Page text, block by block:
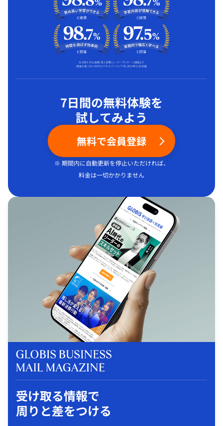
7日間の無料体験を
試してみよう
無料で会員登録
※ 期間内に自動更新を停止いただければ、
料金は一切かかりません
受け取る情報で
周りと差をつける